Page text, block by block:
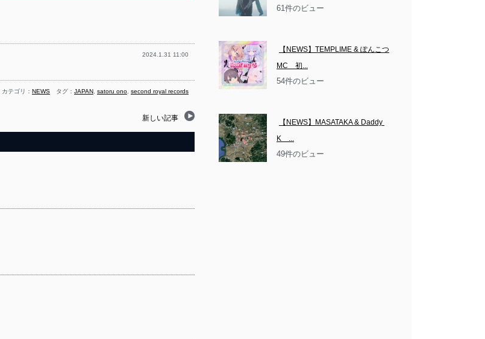
2024.1.31 11:00
カテゴリ： NEWS タグ： JAPAN satoru ono second royal records
新しい記事
61件のビュー
【NEWS】TEMPLIME & ぽんこつ
MC　初...
54件のビュー
【NEWS】MASATAKA & Daddy
K　...
49件のビュー